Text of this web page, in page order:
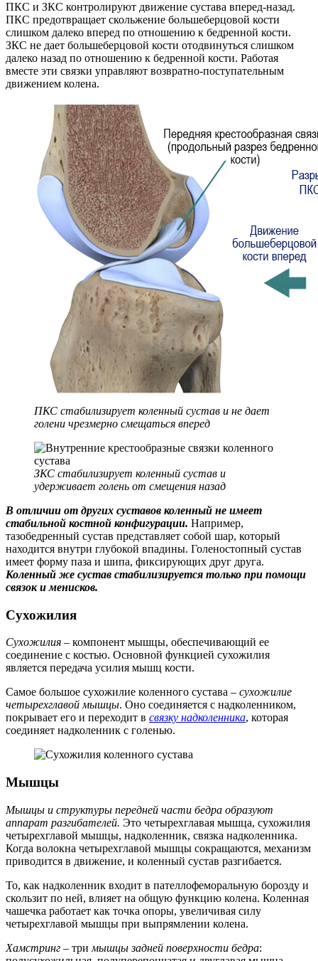
ПКС и ЗКС контролируют движение сустава вперед-назад.
ПКС предотвращает скольжение большеберцовой кости
слишком далеко вперед по отношению к бедренной кости.
ЗКС не дает большеберцовой кости отодвинуться слишком
далеко назад по отношению к бедренной кости. Работая
вместе эти связки управляют возвратно-поступательным
движением колена.
ПКС стабилизирует коленный сустав и не дает
голени чрезмерно смещаться вперед
ЗКС стабилизирует коленный сустав и
удерживает голень от смещения назад
В отличии от других суставов коленный не имеет
стабильной костной конфигурации. Например,
тазобедренный сустав представляет собой шар, который
находится внутри глубокой впадины. Голеностопный сустав
имеет форму паза и шипа, фиксирующих друг друга.
Коленный же сустав стабилизируется только при помощи
связок и менисков.
Сухожилия
Сухожилия – компонент мышцы, обеспечивающий ее
соединение с костью. Основной функцией сухожилия
является передача усилия мышц кости.
Самое большое сухожилие коленного сустава – сухожилие
четырехглавой мышцы. Оно соединяется с надколенником,
покрывает его и переходит в связку надколенника, которая
соединяет надколенник с голенью.
Мышцы
Мышцы и структуры передней части бедра образуют
аппарат разгибателей. Это четырехглавая мышца, сухожилия
четырехглавой мышцы, надколенник, связка надколенника.
Когда волокна четырехглавой мышцы сокращаются, механизм
приводится в движение, и коленный сустав разгибается.
То, как надколенник входит в пателлофеморальную борозду и
скользит по ней, влияет на общую функцию колена. Коленная
чашечка работает как точка опоры, увеличивая силу
четырехглавой мышцы при выпрямлении колена.
Хамстринг – три мышцы задней поверхности бедра: